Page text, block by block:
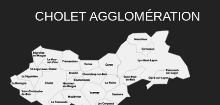
CHOLET AGGLOMÉRATION